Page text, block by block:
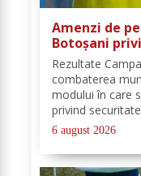
Amenzi de
Botoșani
Rezultate
combaterea
modului în care
privind
angajatorii care
Industria
6 august 2026